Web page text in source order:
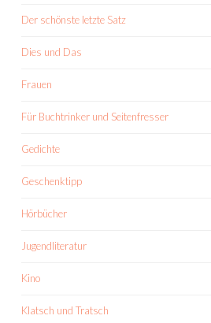
Der schönste letzte Satz
Dies und Das
Frauen
Für Buchtrinker und Seitenfresser
Gedichte
Geschenktipp
Hörbücher
Jugendliteratur
Kino
Klatsch und Tratsch